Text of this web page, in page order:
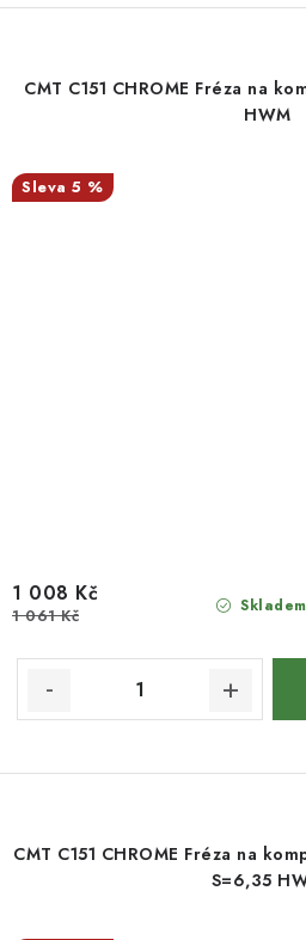
CMT C151 CHROME Fréza na
HWM
5 %
1 008 Kč
1 061 Kč
CMT C151 CHROME Fréza na
S=6,35